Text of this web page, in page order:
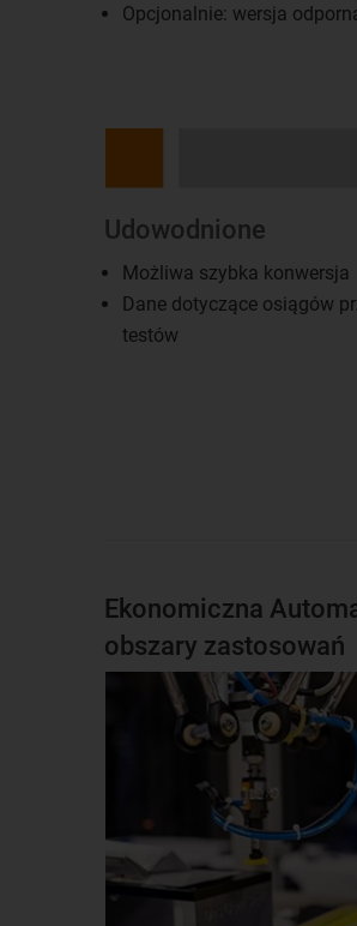
Opcjonalnie: wersja
Udowodnione
Możliwa szybka konwersja
Dane dotyczące osiągów
testów
Ekonomiczna
obszary zastosowań